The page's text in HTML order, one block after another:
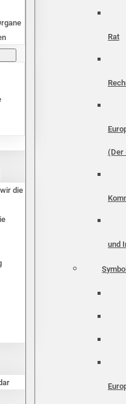
die
Rat
(Der
und